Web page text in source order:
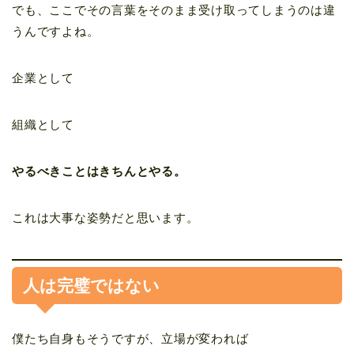
でも、ここでその言葉をそのまま受け取ってしまうのは違
うんですよね。
企業として
組織として
やるべきことはきちんとやる。
これは大事な姿勢だと思います。
人は完璧ではない
僕たち自身もそうですが、立場が変われば